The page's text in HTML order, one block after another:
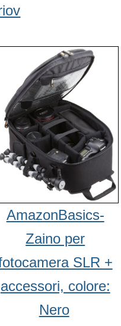
AmazonBasics-
Zaino per
SLR +
accessori, colore:
Nero